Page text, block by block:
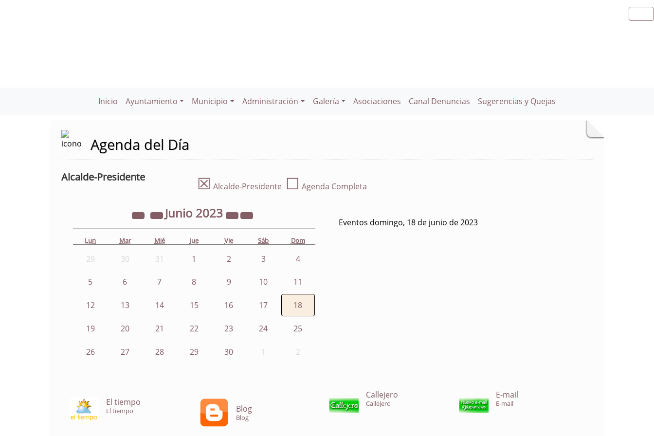
Inicio Ayuntamiento Municipio Administración Galería Asociaciones Canal Denuncias Sugerencias y Quejas
Agenda del Día
Alcalde-Presidente ☒ Alcalde-Presidente ☐ Agenda Completa
Junio 2023
Lun Mar Mié Jue Vie Sáb Dom
29 30 31 1 2 3 4
5 6 7 8 9 10 11
12 13 14 15 16 17 18
19 20 21 22 23 24 25
26 27 28 29 30 1 2
Eventos domingo, 18 de junio de 2023
El tiempo
El tiempo Blog
Blog
Callejero
Callejero
E-mail
E-mail